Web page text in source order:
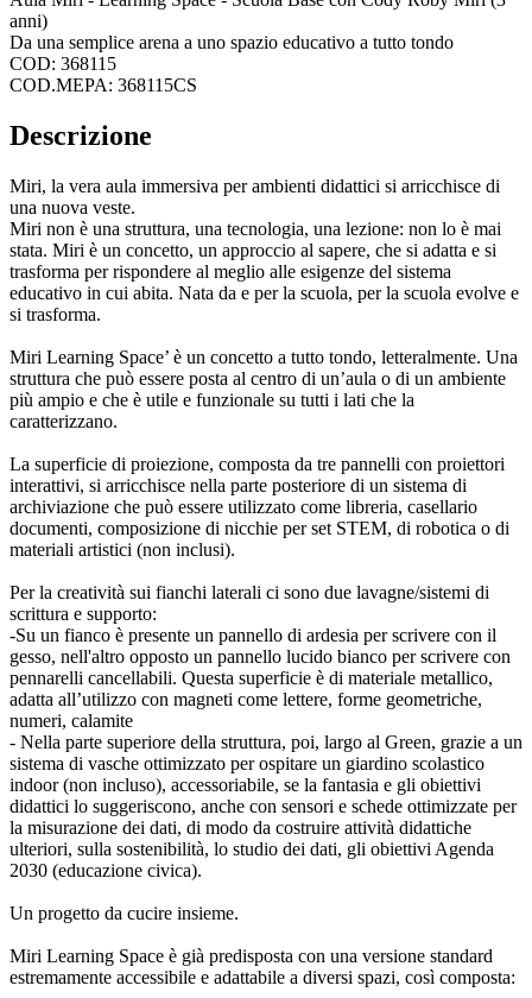
anni)
Da una semplice arena a uno spazio educativo a tutto tondo
COD: 368115
COD.MEPA: 368115CS
Descrizione
Miri, la vera aula immersiva per ambienti didattici si arricchisce di
una nuova veste.
Miri non è una struttura, una tecnologia, una lezione: non lo è mai
stata. Miri è un concetto, un approccio al sapere, che si adatta e si
trasforma per rispondere al meglio alle esigenze del sistema
educativo in cui abita. Nata da e per la scuola, per la scuola evolve e
si trasforma.
Miri Learning Space’ è un concetto a tutto tondo, letteralmente. Una
struttura che può essere posta al centro di un’aula o di un ambiente
più ampio e che è utile e funzionale su tutti i lati che la
caratterizzano.
La superficie di proiezione, composta da tre pannelli con proiettori
interattivi, si arricchisce nella parte posteriore di un sistema di
archiviazione che può essere utilizzato come libreria, casellario
documenti, composizione di nicchie per set STEM, di robotica o di
materiali artistici (non inclusi).
Per la creatività sui fianchi laterali ci sono due lavagne/sistemi di
scrittura e supporto:
-Su un fianco è presente un pannello di ardesia per scrivere con il
gesso, nell'altro opposto un pannello lucido bianco per scrivere con
pennarelli cancellabili. Questa superficie è di materiale metallico,
adatta all’utilizzo con magneti come lettere, forme geometriche,
numeri, calamite
- Nella parte superiore della struttura, poi, largo al Green, grazie a un
sistema di vasche ottimizzato per ospitare un giardino scolastico
indoor (non incluso), accessoriabile, se la fantasia e gli obiettivi
didattici lo suggeriscono, anche con sensori e schede ottimizzate per
la misurazione dei dati, di modo da costruire attività didattiche
ulteriori, sulla sostenibilità, lo studio dei dati, gli obiettivi Agenda
2030 (educazione civica).
Un progetto da cucire insieme.
Miri Learning Space è già predisposta con una versione standard
estremamente accessibile e adattabile a diversi spazi, così composta: